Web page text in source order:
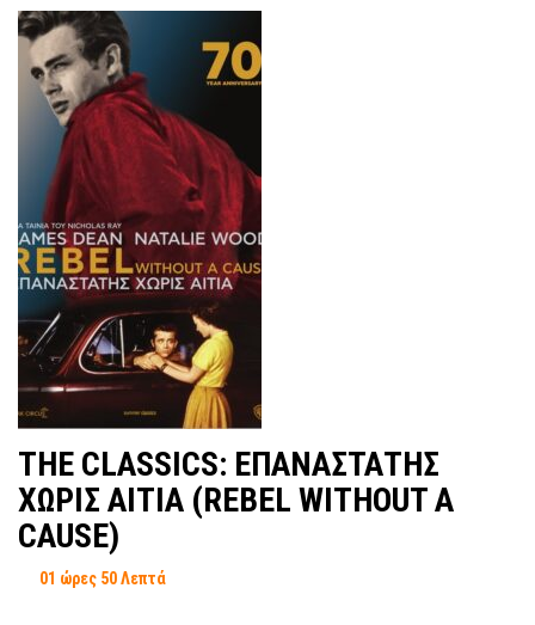
THE CLASSICS: ΕΠΑΝΑΣΤΑΤΗΣ
ΧΩΡΙΣ ΑΙΤΙΑ (REBEL WITHOUT A
CAUSE)
01 ώρες 50 Λεπτά